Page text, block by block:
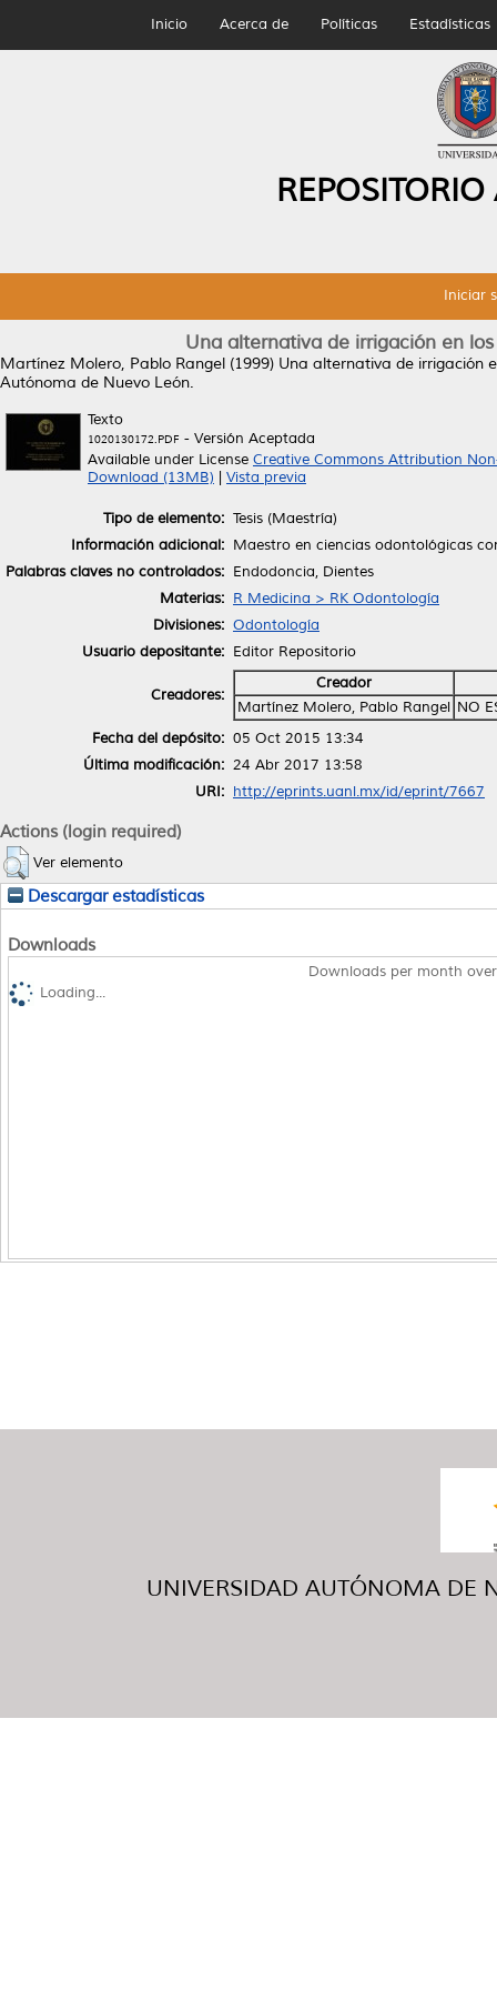
Inicio Acerca de Políticas Estadísticas
Iniciar
Una alternativa de irrigación en
Martínez Molero, Pablo Rangel (1999) Una alternativa de irrigación
Autónoma de Nuevo León.
Texto
1020130172.PDF - Versión Aceptada
Available under License Creative Commons Attribution
Download (13MB)
Vista previa
Tipo de elemento: Tesis (Maestría)
Información adicional: Maestro en ciencias odontológicas
Palabras claves no controlados: Endodoncia, Dientes
Materias: R Medicina > RK Odontología
Divisiones: Odontología
Usuario depositante: Editor Repositorio
Creadores:
Creador
Martínez Molero, Pablo Rangel NO
Fecha del depósito: 05 Oct 2015 13:34
Última modificación: 24 Abr 2017 13:58
URI: http://eprints.uanl.mx/id/eprint/7667
Actions (login required)
Ver elemento
Descargar estadísticas
Downloads
Downloads per month
Loading...
UNIVERSIDAD AUTÓNOMA DE